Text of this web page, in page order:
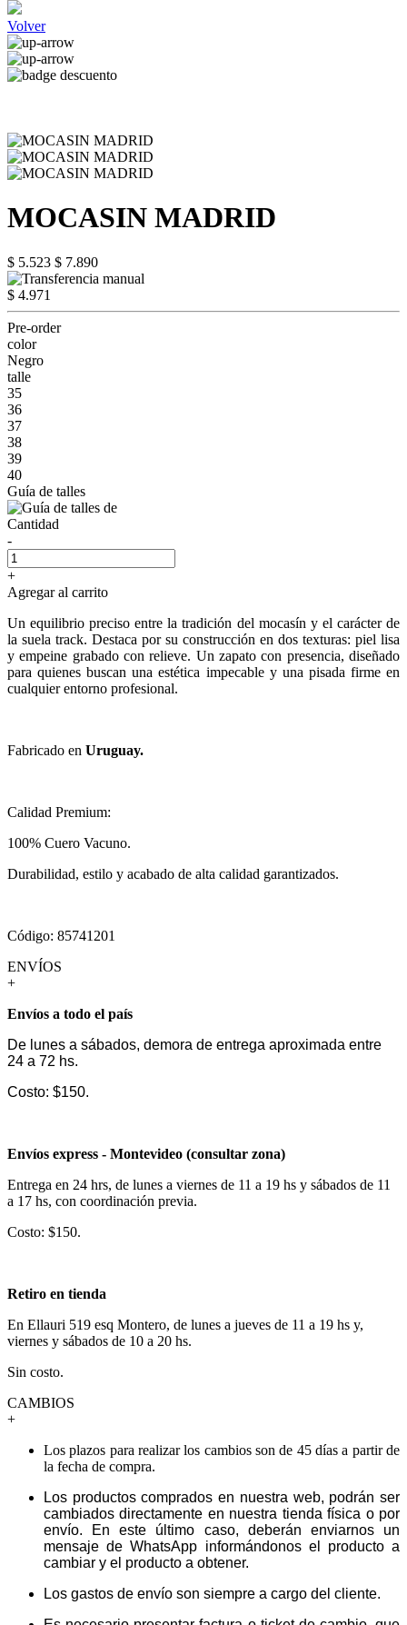
Volver
MOCASIN MADRID
$ 5.523 $ 7.890
$ 4.971
Pre-order
color
Negro
talle
35
36
37
38
39
40
Guía de talles
Cantidad
-
+
Agregar al carrito
Un equilibrio preciso entre la tradición del mocasín y el carácter de
la suela track. Destaca por su construcción en dos texturas: piel lisa
y empeine grabado con relieve. Un zapato con presencia, diseñado
para quienes buscan una estética impecable y una pisada firme en
cualquier entorno profesional.
Fabricado en Uruguay.
Calidad Premium:
100% Cuero Vacuno.
Durabilidad, estilo y acabado de alta calidad garantizados.
Código: 85741201
ENVÍOS
+
Envíos a todo el país
De lunes a sábados, demora de entrega aproximada entre
24 a 72 hs.
Costo: $150.
Envíos express - Montevideo (consultar zona)
Entrega en 24 hrs, de lunes a viernes de 11 a 19 hs y sábados de 11
a 17 hs, con coordinación previa.
Costo: $150.
Retiro en tienda
En Ellauri 519 esq Montero, de lunes a jueves de 11 a 19 hs y,
viernes y sábados de 10 a 20 hs.
Sin costo.
CAMBIOS
+
Los plazos para realizar los cambios son de 45 días a partir de
la fecha de compra.
Los productos comprados en nuestra web, podrán ser
cambiados directamente en nuestra tienda física o por
envío. En este último caso, deberán enviarnos un
mensaje de WhatsApp informándonos el producto a
cambiar y el producto a obtener.
Los gastos de envío son siempre a cargo del cliente.